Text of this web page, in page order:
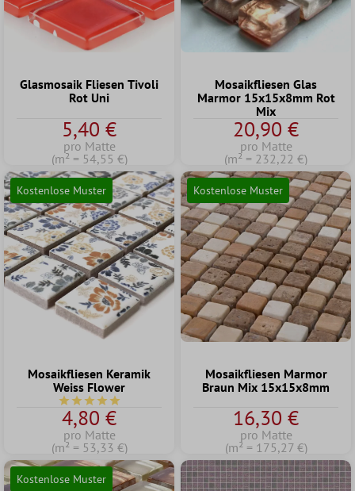
Glasmosaik Fliesen Tivoli
Rot Uni
5,40 €
pro Matte
(m² = 54,55 €)
Mosaikfliesen Glas
Marmor 15x15x8mm Rot
Mix
20,90 €
pro Matte
(m² = 232,22 €)
Kostenlose Muster
Mosaikfliesen Keramik
Weiss Flower
Durchschnittliche Bewertung von 5 von 5 Sternen
4,80 €
pro Matte
(m² = 53,33 €)
Kostenlose Muster
Mosaikfliesen Marmor
Braun Mix 15x15x8mm
16,30 €
pro Matte
(m² = 175,27 €)
Kostenlose Muster